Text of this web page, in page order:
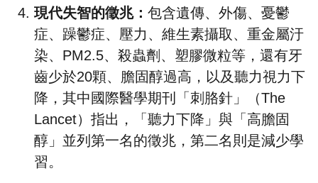
現代失智的徵兆： 包含遺傳、外傷、憂鬱
症、躁鬱症、壓力、維生素攝取、重金屬汙
染、PM2.5、殺蟲劑、塑膠微粒等，還有牙
齒少於20顆、膽固醇過高，以及聽力視力下
降，其中國際醫學期刊「刺胳針」（The
Lancet）指出，「聽力下降」與「高膽固
醇」並列第一名的徵兆，第二名則是減少學
習。